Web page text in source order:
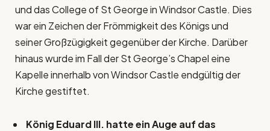
und das College of St George in Windsor Castle. Dies
war ein Zeichen der Frömmigkeit des Königs und
seiner Großzügigkeit gegenüber der Kirche. Darüber
hinaus wurde im Fall der St George’s Chapel eine
Kapelle innerhalb von Windsor Castle endgültig der
Kirche gestiftet.
König Eduard III. hatte ein Auge auf das